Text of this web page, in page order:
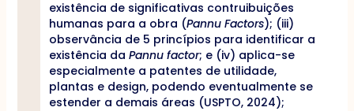
existência de significativas contruibuições
humanas para a obra (Pannu Factors); (iii)
observância de 5 princípios para identificar a
existência da Pannu factor; e (iv) aplica-se
especialmente a patentes de utilidade,
plantas e design, podendo eventualmente se
estender a demais áreas (USPTO, 2024);